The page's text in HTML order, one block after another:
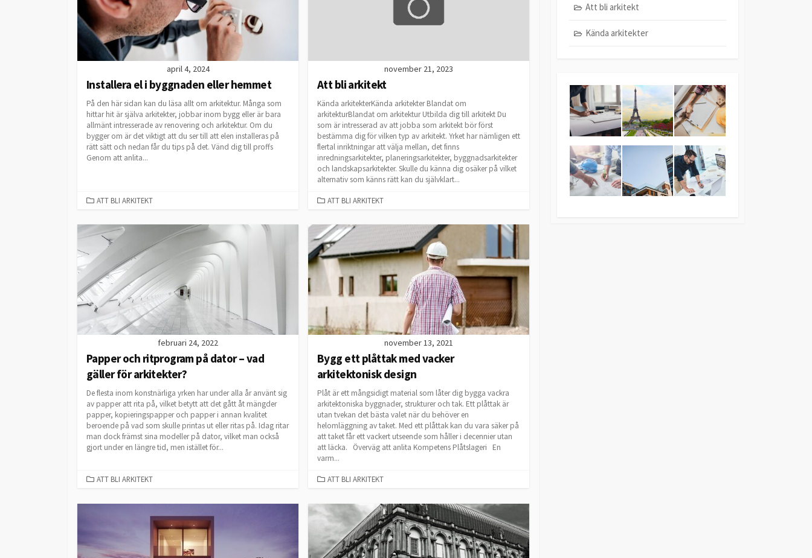
april 4, 2024
Installera el i byggnaden eller hemmet
På den här sidan kan du läsa allt om arkitektur. Många som
hittar hit är själva arkitekter, jobbar inom bygg eller är bara
allmänt intresserade av renovering och arkitektur. Om du
bygger om är det viktigt att du ser till att elen installeras på
rätt sätt och nedan får du tips på det. Vänd dig till proffs
Genom att anlita...
CATEGORIES
ATT BLI ARKITEKT
november 21, 2023
Att bli arkitekt
Kända arkitekterKända arkitekter Blandat om
arkitekturBlandat om arkitektur Utbilda dig till arkitekt Du
som är intresserad av att jobba som arkitekt bör först
bestämma dig för vilken typ av arkitekt. Yrket har nämligen ett
flertal inriktningar att välja mellan, det finns
inredningsarkitekter, planeringsarkitekter, byggnadsarkitekter
och landskapsarkitekter. Skulle du känna dig osäker på vilket
alternativ som känns rätt kan du självklart...
CATEGORIES
ATT BLI ARKITEKT
februari 24, 2022
Papper och ritprogram på dator – vad
gäller för arkitekter?
De flesta inom konstnärliga yrken har under alla år använt sig
av papper att rita på, vilket betytt att det gått åt mängder
papper, kopieringspapper och papper i annan kvalitet
beroende på vad som skulle printas ut eller ritas på. Idag ritar
man dock främst sina modeller på dator, vilket man också
gjort under en längre tid, men istället för...
CATEGORIES
ATT BLI ARKITEKT
november 13, 2021
Bygg ett plåttak med vacker
arkitektonisk design
Plåt är ett mångsidigt material som låter dig bygga vackra
arkitektoniska byggnader, strukturer och tak. Ett plåttak är
utan tvekan det bästa valet när du behöver en
helomläggning av taket. Med ett plåttak kan du vara säker på
att taket får ett vackert utseende som håller i decennier utan
att läcka. Överväg att anlita Kompetens Plåtslageri En
varm...
CATEGORIES
ATT BLI ARKITEKT
Att bli arkitekt
Kända arkitekter